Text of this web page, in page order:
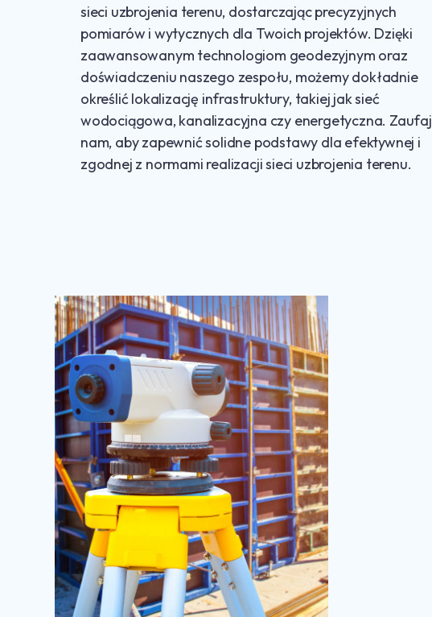
sieci uzbrojenia terenu, dostarczając precyzyjnych
pomiarów i wytycznych dla Twoich projektów. Dzięki
zaawansowanym technologiom geodezyjnym oraz
doświadczeniu naszego zespołu, możemy dokładnie
określić lokalizację infrastruktury, takiej jak sieć
wodociągowa, kanalizacyjna czy energetyczna. Zaufaj
nam, aby zapewnić solidne podstawy dla efektywnej i
zgodnej z normami realizacji sieci uzbrojenia terenu.